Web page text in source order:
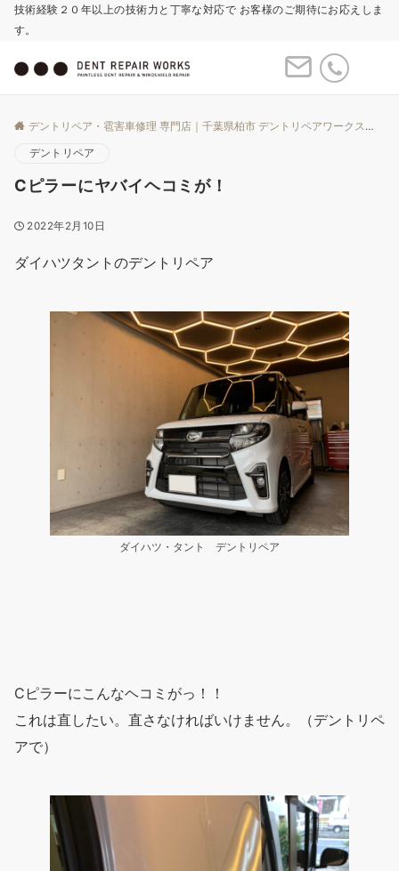
技術経験２０年以上の技術力と丁寧な対応で お客様のご期待にお応えしま
す。
デントリペア・雹害車修理 専門店｜千葉県柏市 デントリペアワークス
デントリペア
Cピラーにヤバイヘコミが！
2022年2月10日
ダイハツタントのデントリペア
ダイハツ・タント デントリペア
Cピラーにこんなヘコミがっ！！
これは直したい。直さなければいけません。（デントリペ
アで）